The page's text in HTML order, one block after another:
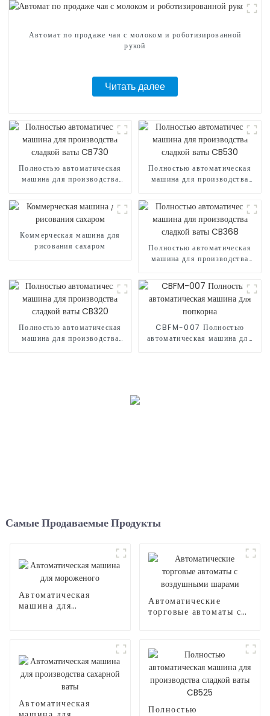
Автомат по продаже чая с молоком и роботизированной
рукой
Читать далее
Полностью автоматическая
машина для производства
Полностью автоматическая
машина для производства
Коммерческая машина для
рисования сахаром
Полностью автоматическая
машина для производства
Полностью автоматическая
машина для производства
CBFM-007 Полностью
автоматическая машина для
Самые Продаваемые Продукты
Автоматическая
машина для
Автоматические
торговые автоматы с
Автоматическая
Полностью